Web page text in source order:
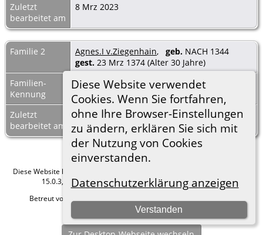
Diese Website verwendet
Cookies. Wenn Sie fortfahren,
ohne Ihre Browser-Einstellungen
zu ändern, erklären Sie sich mit
der Nutzung von Cookies
einverstanden.
Datenschutzerklärung anzeigen
Verstanden
Zuletzt
bearbeitet am
8 Mrz 2023
Familie 2 Agnes.I v.Ziegenhain, geb. NACH 1344
gest. 23 Mrz 1374 (Alter 30 Jahre)
Familien-
Kennung
F04514 Familienblatt|
Familientafel
Zuletzt
bearbeitet am
8 Mrz 2023
Diese Website läuft mit
15.0.3, programmiert von Darrin Lythgoe © 2001-2026.
Betreut von
Hier geht es zum Impressum